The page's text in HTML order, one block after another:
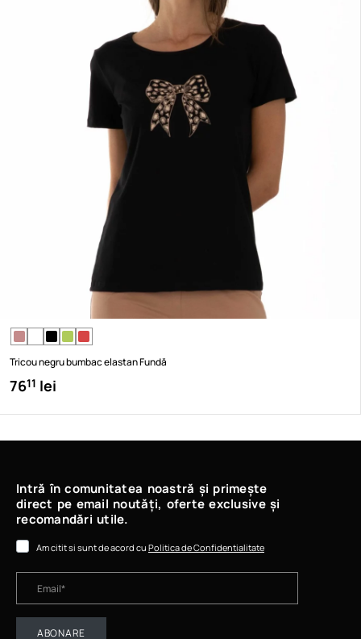
Tricou negru bumbac elastan Fundă
7611 lei
Intră în comunitatea noastră și primește
direct pe email noutăți, oferte exclusive și
recomandări utile.
Am citit si sunt de acord cu Politica de Confidentialitate
ABONARE